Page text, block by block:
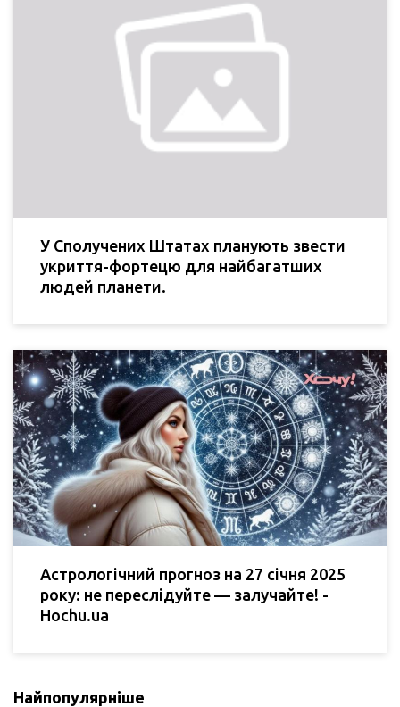
У Сполучених Штатах планують звести
укриття-фортецю для найбагатших
людей планети.
Астрологічний прогноз на 27 січня 2025
року: не переслідуйте — залучайте! -
Hochu.ua
Найпопулярніше